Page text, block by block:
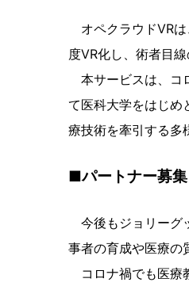
オペクラウドVRは
度VR化し、術者目
本サービスは、コ
て医科大学をはじめ
療技術を牽引する多
■パートナー募集
今後もジョリーグ
事者の育成や医療の
コロナ禍でも医療